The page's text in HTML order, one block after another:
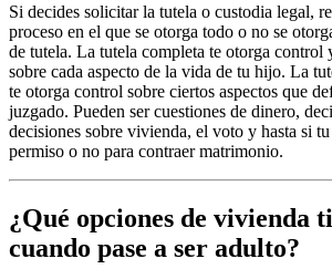
Si decides solicitar la tutela o custodia legal,
proceso en el que se otorga todo o no se
de tutela. La tutela completa te otorga control
sobre cada aspecto de la vida de tu hijo. La
te otorga control sobre ciertos aspectos que
juzgado. Pueden ser cuestiones de dinero,
decisiones sobre vivienda, el voto y hasta si
permiso o no para contraer matrimonio.
¿Qué opciones de vivienda
cuando pase a ser adulto?